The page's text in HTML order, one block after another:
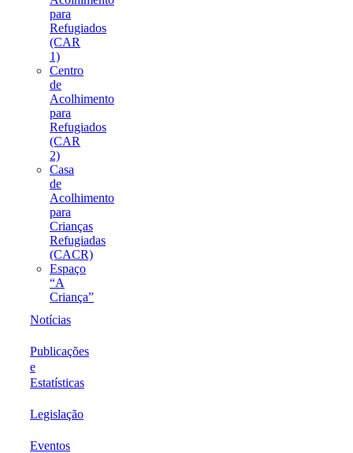
para
Refugiados
(CAR
1)
Centro
de
Acolhimento
para
Refugiados
(CAR
2)
Casa
de
Acolhimento
para
Crianças
Refugiadas
(CACR)
Espaço
“A
Criança”
Notícias
Publicações
e
Estatísticas
Legislação
Eventos